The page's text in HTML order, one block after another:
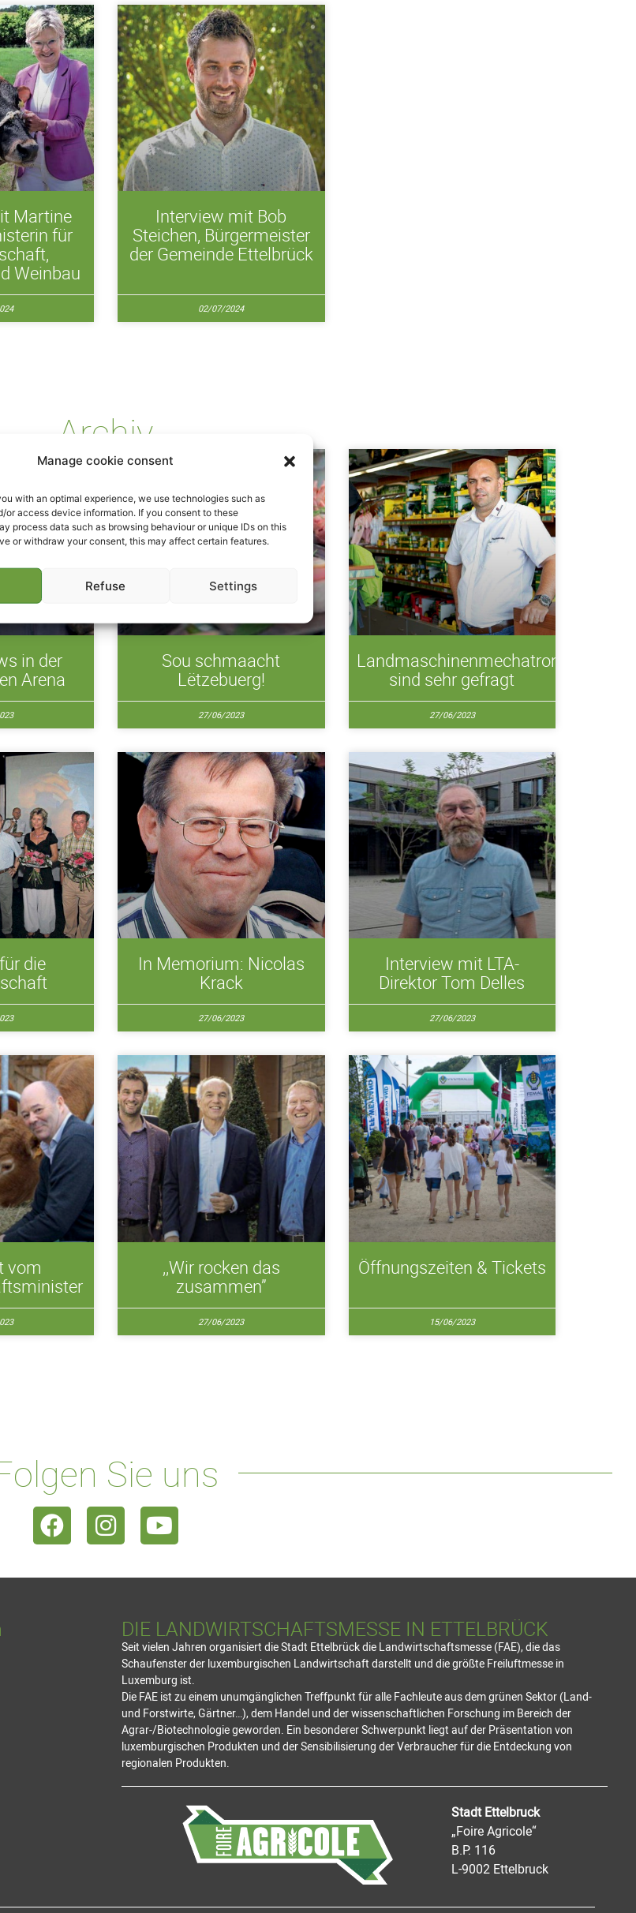
Manage cookie consent
with an optimal experience, we use technologies such as
or access device information. If you consent to these
process data such as browsing behaviour or unique IDs on this
or withdraw your consent, this may affect certain features.
Refuse Settings
Martine
für
Weinbau
Interview mit Bob
Steichen, Bürgermeister
der Gemeinde Ettelbrück
02/07/2024
Archiv
in der
Arena
Sou schmaacht
Lëtzebuerg!
27/06/2023
Landmaschinenmechatroniker
sind sehr gefragt
27/06/2023
die
In Memorium: Nicolas
Krack
27/06/2023
Interview mit LTA-
Direktor Tom Delles
27/06/2023
vom
,,Wir rocken das
zusammen”
27/06/2023
Öffnungszeiten & Tickets
15/06/2023
Sie uns
DIE LANDWIRTSCHAFTSMESSE IN ETTELBRÜCK
Seit vielen Jahren organisiert die Stadt Ettelbrück die Landwirtschaftsmesse (FAE), die das
Schaufenster der luxemburgischen Landwirtschaft darstellt und die größte Freiluftmesse in
Luxemburg ist.
Die FAE ist zu einem unumgänglichen Treffpunkt für alle Fachleute aus dem grünen Sektor (Land-
und Forstwirte, Gärtner…), dem Handel und der wissenschaftlichen Forschung im Bereich der
Agrar-/Biotechnologie geworden. Ein besonderer Schwerpunkt liegt auf der Präsentation von
luxemburgischen Produkten und der Sensibilisierung der Verbraucher für die Entdeckung von
regionalen Produkten.
Stadt Ettelbruck
„Foire Agricole“
B.P. 116
L-9002 Ettelbruck